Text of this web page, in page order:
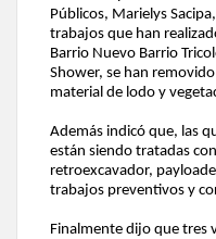
Públicos, Marielys
trabajos que han
Barrio Nuevo Barrio
Shower, se han
material de lodo y
Además indicó que, las
están siendo tratadas
retroexcavador,
trabajos preventivos y
Finalmente dijo que tres